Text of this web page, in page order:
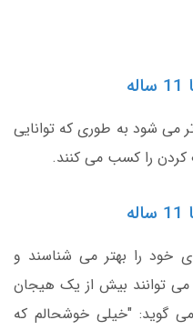
می شود به طوری که توانایی
کردن را کسب می کنند.
خود را بهتر می شناسند و
و در 8 سالگی می توانند بیش از یک هیجان
گوید: "خیلی خوشحالم که